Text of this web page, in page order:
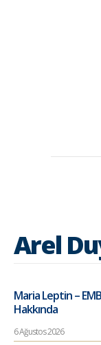
Arel
Maria Leptin –
Hakkında
6 Ağustos 2026